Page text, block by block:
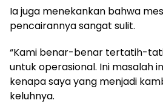
Ia juga menekankan bahwa
pencairannya sangat sulit.
“Kami benar-benar tertatih-
untuk operasional. Ini masalah
kenapa saya yang menjadi
keluhnya.